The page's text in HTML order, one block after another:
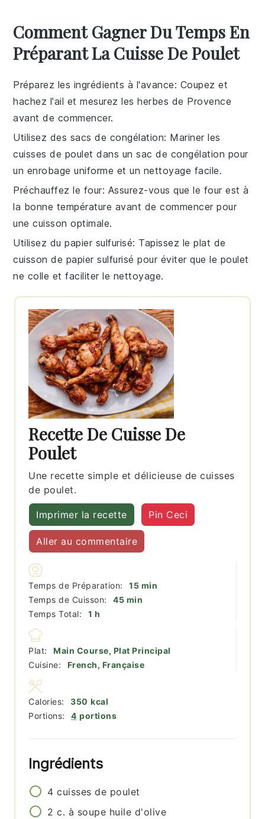
Comment Gagner Du Temps En
Préparant La Cuisse De Poulet
Préparez les ingrédients à l'avance: Coupez et
hachez l'ail et mesurez lesherbes de Provence
avant de commencer.
Utilisez des sacs de congélation: Mariner les
cuisses de poulet dans un sac de congélation pour
un enrobage uniforme et un nettoyage facile.
Préchauffez le four: Assurez-vous que le four est à
la bonne température avant de commencer pour
une cuisson optimale.
Utilisez du papier sulfurisé: Tapissez leplat de
cuisson de papier sulfurisé pour éviter que le poulet
ne colle et faciliter le nettoyage.
Recette De Cuisse De
Poulet
Une recette simple et délicieuse de cuisses
de poulet.
Imprimer la recette Pin Ceci
Aller au commentaire
Temps de Préparation: 15minutes
min
Temps de Cuisson:
45minutes
min
Temps Total:
1 heure
h
Plat:
Main Course, Plat Principal
Cuisine:
French, Française
Portions: 4 portions
Calories: 350 kcal
Ingrédients
4 cuisses de poulet
2 c. à soupe huile d'olive